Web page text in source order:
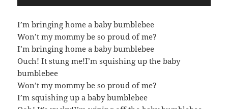
I’m bringing home a baby bumblebee
Won’t my mommy be so proud of me?
I’m bringing home a baby bumblebee
Ouch! It stung me!I’m squishing up the baby
bumblebee
Won’t my mommy be so proud of me?
I’m squishing up a baby bumblebee